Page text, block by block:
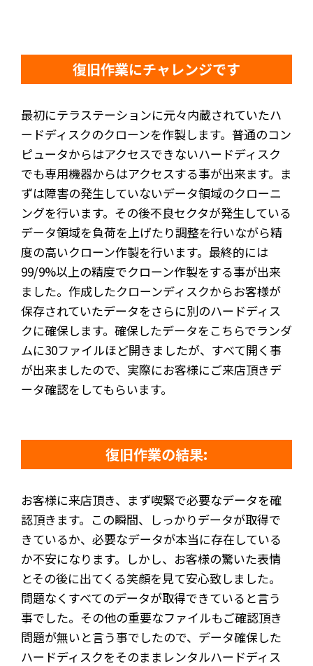
復旧作業にチャレンジです
最初にテラステーションに元々内蔵されていたハ
ードディスクのクローンを作製します。普通のコン
ピュータからはアクセスできないハードディスク
でも専用機器からはアクセスする事が出来ます。ま
ずは障害の発生していないデータ領域のクローニ
ングを行います。その後不良セクタが発生している
データ領域を負荷を上げたり調整を行いながら精
度の高いクローン作製を行います。最終的には
99/9%以上の精度でクローン作製をする事が出来
ました。作成したクローンディスクからお客様が
保存されていたデータをさらに別のハードディス
クに確保します。確保したデータをこちらでランダ
ムに30ファイルほど開きましたが、すべて開く事
が出来ましたので、実際にお客様にご来店頂きデ
ータ確認をしてもらいます。
復旧作業の結果:
お客様に来店頂き、まず喫緊で必要なデータを確
認頂きます。この瞬間、しっかりデータが取得で
きているか、必要なデータが本当に存在している
か不安になります。しかし、お客様の驚いた表情
とその後に出てくる笑顔を見て安心致しました。
問題なくすべてのデータが取得できていると言う
事でした。その他の重要なファイルもご確認頂き
問題が無いと言う事でしたので、データ確保した
ハードディスクをそのままレンタルハードディス